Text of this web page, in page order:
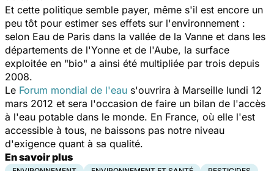
Et cette politique semble payer, même s'il est encore un
peu tôt pour estimer ses effets sur l'environnement :
selon Eau de Paris dans la vallée de la Vanne et dans les
départements de l'Yonne et de l'Aube, la surface
exploitée en "bio" a ainsi été multipliée par trois depuis
2008.
Le Forum mondial de l'eau s'ouvrira à Marseille lundi 12
mars 2012 et sera l'occasion de faire un bilan de l'accès
à l'eau potable dans le monde. En France, où elle l'est
accessible à tous, ne baissons pas notre niveau
d'exigence quant à sa qualité.
En savoir plus